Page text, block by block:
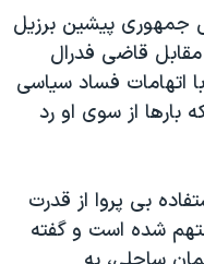
جمهوری پیشین برزیل
ماه در مقابل قاضی فدرال
اتهامات فساد سیاسی
بارها از سوی او رد
بی پروا از قدرت
شده است و گفته